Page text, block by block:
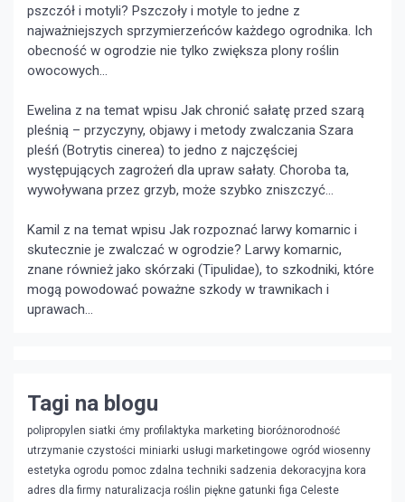
pszczół i motyli? Pszczoły i motyle to jedne z
najważniejszych sprzymierzeńców każdego ogrodnika. Ich
obecność w ogrodzie nie tylko zwiększa plony roślin
owocowych...
Ewelina z na temat wpisu Jak chronić sałatę przed szarą
pleśnią – przyczyny, objawy i metody zwalczania Szara
pleśń (Botrytis cinerea) to jedno z najczęściej
występujących zagrożeń dla upraw sałaty. Choroba ta,
wywoływana przez grzyb, może szybko zniszczyć...
Kamil z na temat wpisu Jak rozpoznać larwy komarnic i
skutecznie je zwalczać w ogrodzie? Larwy komarnic,
znane również jako skórzaki (Tipulidae), to szkodniki, które
mogą powodować poważne szkody w trawnikach i
uprawach...
Tagi na blogu
polipropylen siatki ćmy profilaktyka marketing bioróżnorodność
utrzymanie czystości miniarki usługi marketingowe ogród wiosenny
estetyka ogrodu pomoc zdalna techniki sadzenia dekoracyjna kora
adres dla firmy naturalizacja roślin piękne gatunki figa Celeste